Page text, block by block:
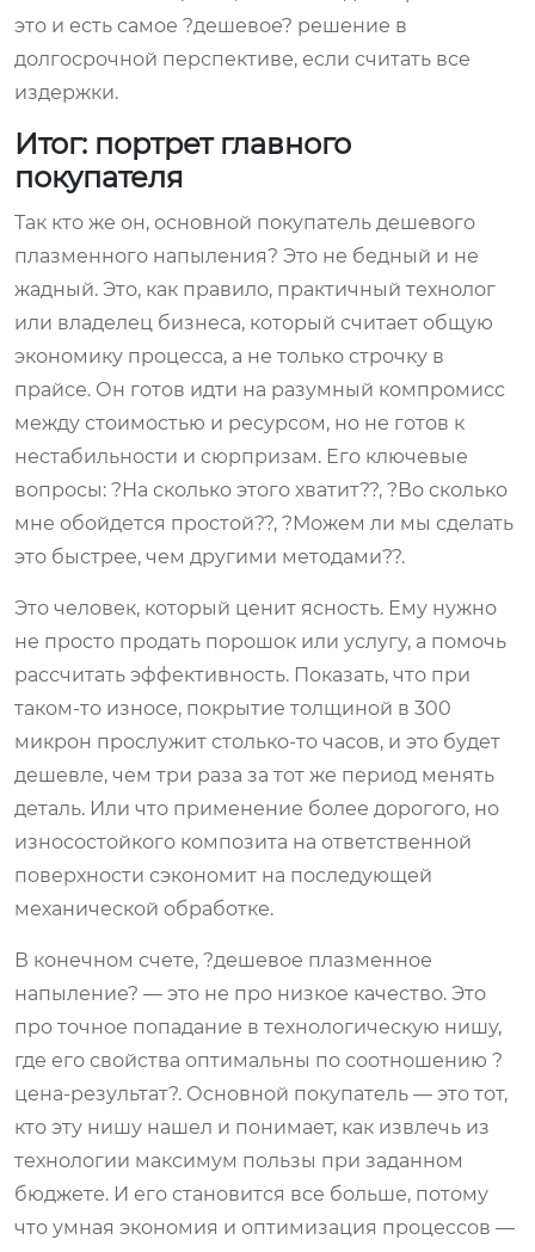
это и есть самое ?дешевое? решение в
долгосрочной перспективе, если считать все
издержки.
Итог: портрет главного
покупателя
Так кто же он, основной покупатель дешевого
плазменного напыления? Это не бедный и не
жадный. Это, как правило, практичный технолог
или владелец бизнеса, который считает общую
экономику процесса, а не только строчку в
прайсе. Он готов идти на разумный компромисс
между стоимостью и ресурсом, но не готов к
нестабильности и сюрпризам. Его ключевые
вопросы: ?На сколько этого хватит??, ?Во сколько
мне обойдется простой??, ?Можем ли мы сделать
это быстрее, чем другими методами??.
Это человек, который ценит ясность. Ему нужно
не просто продать порошок или услугу, а помочь
рассчитать эффективность. Показать, что при
таком-то износе, покрытие толщиной в 300
микрон прослужит столько-то часов, и это будет
дешевле, чем три раза за тот же период менять
деталь. Или что применение более дорогого, но
износостойкого композита на ответственной
поверхности сэкономит на последующей
механической обработке.
В конечном счете, ?дешевое плазменное
напыление? — это не про низкое качество. Это
про точное попадание в технологическую нишу,
где его свойства оптимальны по соотношению ?
цена-результат?. Основной покупатель — это тот,
кто эту нишу нашел и понимает, как извлечь из
технологии максимум пользы при заданном
бюджете. И его становится все больше, потому
что умная экономия и оптимизация процессов —